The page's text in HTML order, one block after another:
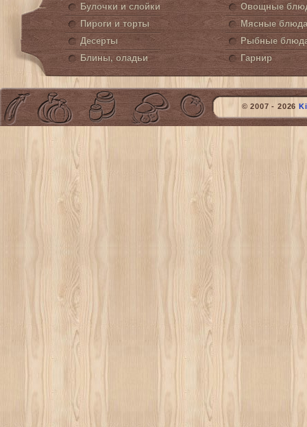
Булочки и слойки
Пироги и торты
Десерты
Блины, оладьи
Овощные
Мясные блюда
Рыбные
Гарнир
© 2007 - 2026